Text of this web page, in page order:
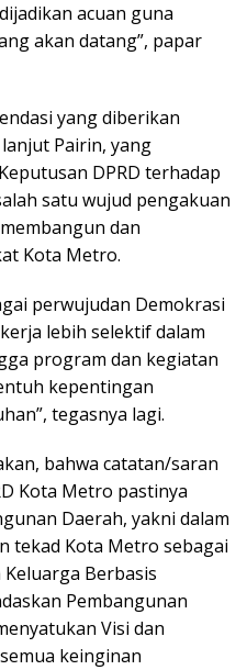
acuan guna
akan datang”, papar
yang diberikan
Pairin, yang
DPRD terhadap
satu wujud pengakuan
dan
Kota Metro.
perwujudan Demokrasi
lebih selektif dalam
program dan kegiatan
kepentingan
tegasnya lagi.
bahwa catatan/saran
Kota Metro pastinya
Daerah, yakni dalam
tekad Kota Metro sebagai
Berbasis
Pembangunan
Visi dan
keinginan